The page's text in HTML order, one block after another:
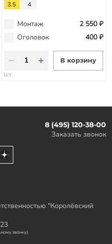
3.5 4
Монтаж
2 550 ₽
Оголовок
400 ₽
В корзину
шт
8 (495) 120-38-00
Заказать звонок
"Королёвский
звонку)